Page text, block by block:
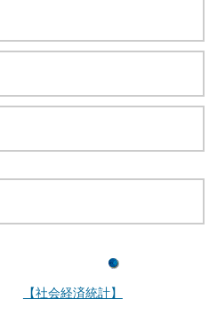
【社会経済統計】